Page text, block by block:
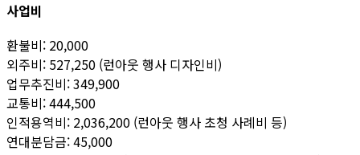
사업비
환불비: 20,000
외주비: 527,250 (런아웃 행사 디자인비)
업무추진비: 349,900
교통비: 444,500
인적용역비: 2,036,200 (런아웃 행사 초청 사례비 등)
연대분담금: 45,000